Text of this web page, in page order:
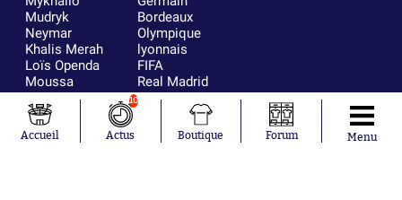
Mudryk
Neymar
Khalis Merah
Loïs Openda
Moussa
Niakhaté
Nicolás
Tagliafico
Pavel Šulc
Bordeaux
Olympique
lyonnais
FIFA
Real Madrid
RC Strasbourg
AC Milan
RC Lens
Accueil
10
Actus Boutique Forum Menu